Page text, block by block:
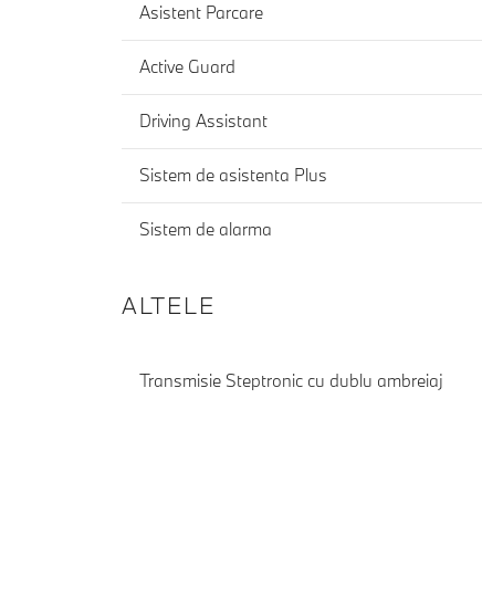
Asistent Parcare
Active Guard
Driving Assistant
Sistem de asistenta Plus
Sistem de alarma
ALTELE
Transmisie Steptronic cu dublu ambreiaj